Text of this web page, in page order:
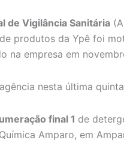
de Vigilância Sanitária
produtos da Ypê foi
na empresa em
nesta última
final 1 de
Amparo, em